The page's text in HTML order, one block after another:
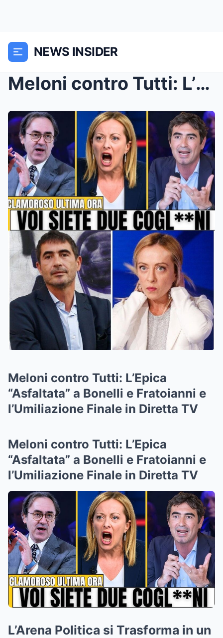
NEWS INSIDER
Meloni contro Tutti: L’Epica “Asfaltat...
Meloni contro Tutti: L’Epica
“Asfaltata” a Bonelli e Fratoianni e
l’Umiliazione Finale in Diretta TV
Meloni contro Tutti: L’Epica
“Asfaltata” a Bonelli e Fratoianni e
l’Umiliazione Finale in Diretta TV
L’Arena Politica si Trasforma in un